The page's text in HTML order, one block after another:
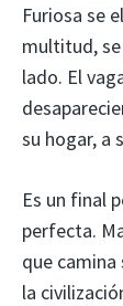
Furiosa se
multitud, se
lado. El
su hogar, a
Es un final
perfecta.
que
la